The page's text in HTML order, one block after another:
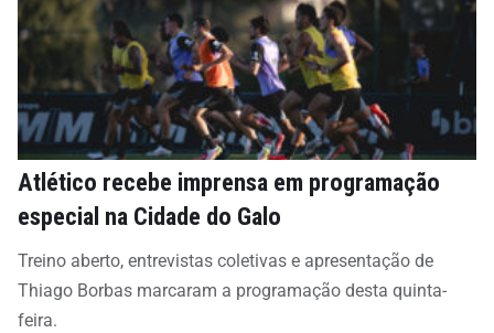
Atlético recebe imprensa em programação
especial na Cidade do Galo
Treino aberto, entrevistas coletivas e apresentação de
Thiago Borbas marcaram a programação desta quinta-
feira.